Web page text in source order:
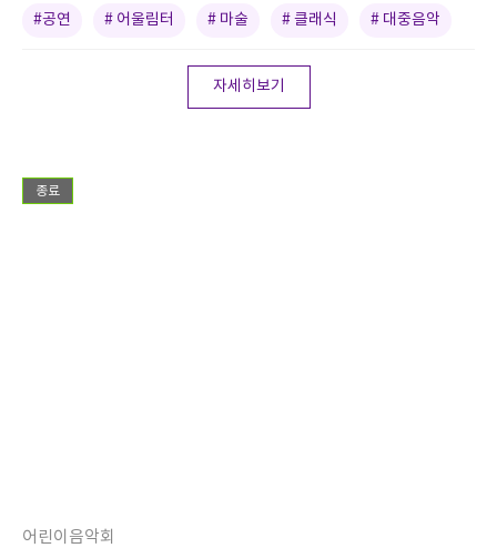
#공연 # 어울림터 # 마술 # 클래식 # 대중음악
자세히보기
종료
어린이음악회